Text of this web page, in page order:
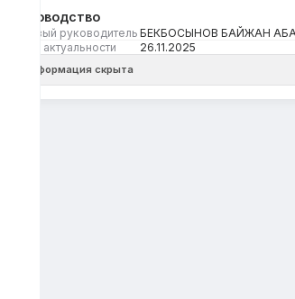
Руководство
Первый руководитель БЕКБОСЫНОВ БАЙЖАН
Дата актуальности
26.11.2025
Информация скрыта